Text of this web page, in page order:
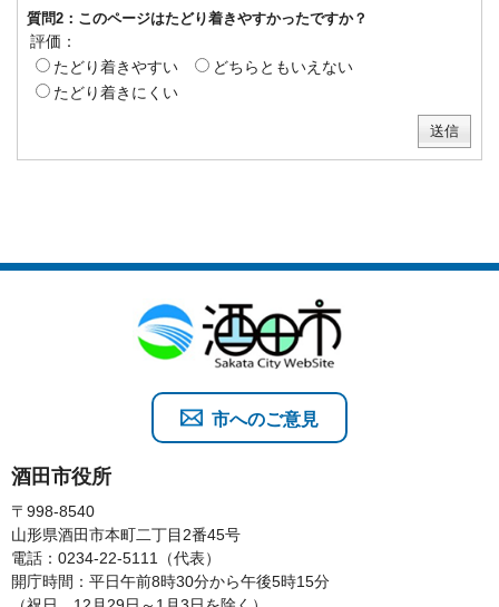
質問2：このページはたどり着きやすかったですか？
評価：
たどり着きやすい
どちらともいえない
たどり着きにくい
酒田市役所
〒998-8540
山形県酒田市本町二丁目2番45号
電話：0234-22-5111（代表）
開庁時間：平日午前8時30分から午後5時15分
市へのご意見